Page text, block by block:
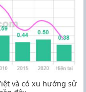
và có xu hướng sử